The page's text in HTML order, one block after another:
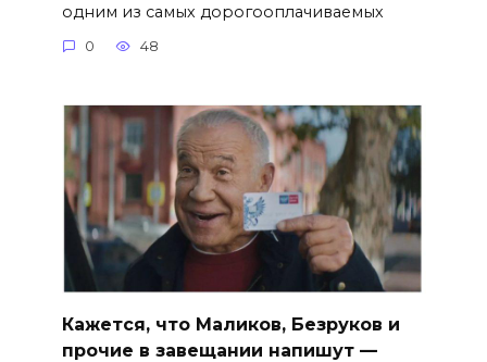
одним из самых дорогооплачиваемых
0 48
Кажется, что Маликов, Безруков и
прочие в завещании напишут —